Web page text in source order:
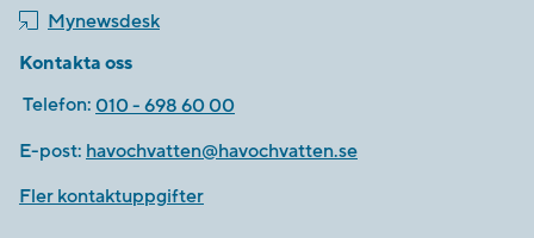
Mynewsdesk
Kontakta oss
Telefon: 010 - 698 60 00
E-post: havochvatten@havochvatten.se
Fler kontaktuppgifter